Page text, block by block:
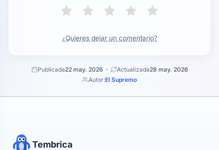
¿Quieres dejar un comentario?
Publicada22 may. 2026 Actualizada28 may. 2026
Autor:El Supremo
Tembrica